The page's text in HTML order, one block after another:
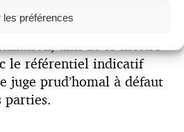
les préférences
daté du même jour
de l’indemnité forfaitaire
, afin de le mettre
le référentiel indicatif
juge prud’homal à défaut
parties.